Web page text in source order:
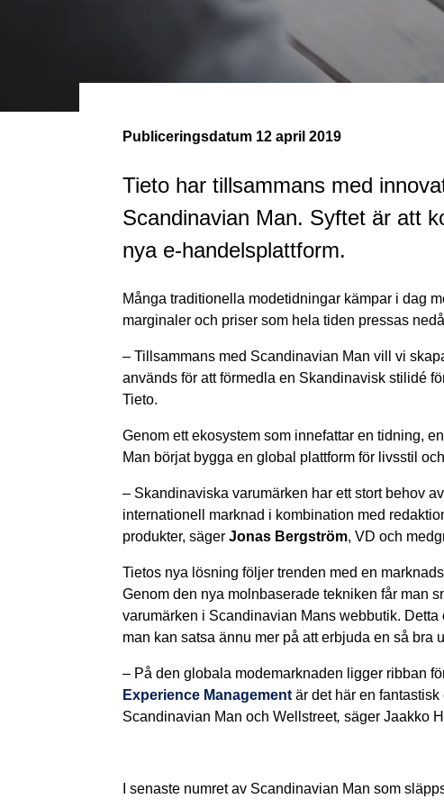
Publiceringsdatum 12 april 2019
Tieto har tillsammans med
Scandinavian Man. Syftet är att
nya e-handelsplattform.
Många traditionella modetidningar kämpar i dag
marginaler och priser som hela tiden pressas
– Tillsammans med Scandinavian Man vill vi
används för att förmedla en Skandinavisk stilidé
Tieto.
Genom ett ekosystem som innefattar en tidning,
Man börjat bygga en global plattform för livsstil
– Skandinaviska varumärken har ett stort behov
internationell marknad i kombination med
produkter, säger Jonas Bergström, VD och
Tietos nya lösning följer trenden med en
Genom den nya molnbaserade tekniken får man
varumärken i Scandinavian Mans webbutik.
man kan satsa ännu mer på att erbjuda en så
– På den globala modemarknaden ligger ribban
Experience Management är det här en
Scandinavian Man och Wellstreet, säger Jaakko
I senaste numret av Scandinavian Man som